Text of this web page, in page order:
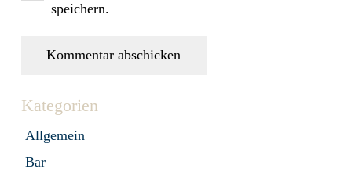
speichern.
Kommentar abschicken
Kategorien
Allgemein
Bar